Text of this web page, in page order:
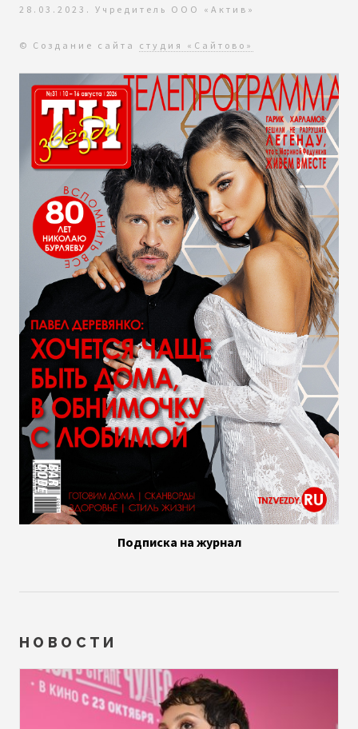
28.03.2023. Учредитель ООО «Актив»
© Создание сайта студия «Сайтово»
Подписка на журнал
НОВОСТИ